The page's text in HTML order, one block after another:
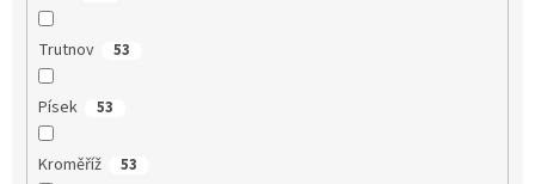
Trutnov 53
Písek 53
Kroměříž 53